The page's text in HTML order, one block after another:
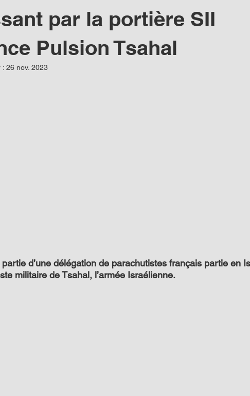
par la portière SII
Pulsion Tsahal
: 26 nov. 2023
partie d’une délégation de parachutistes français partie en
militaire de Tsahal, l’armée Israélienne.